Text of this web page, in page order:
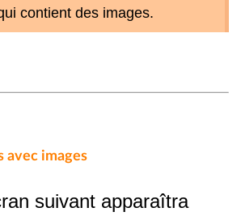
contient des images.
avec images
suivant apparaîtra